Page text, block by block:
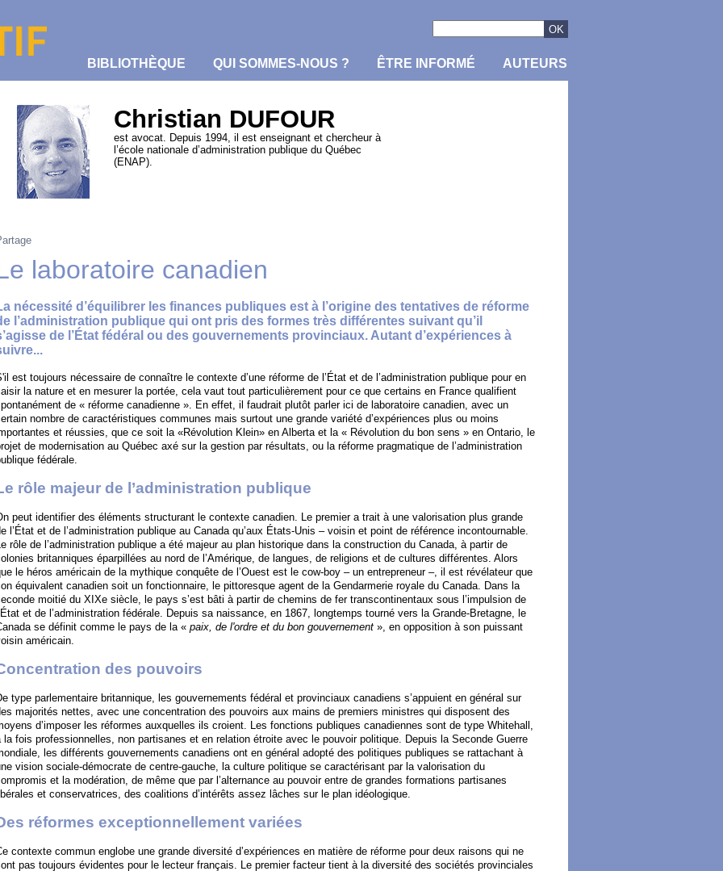
BIBLIOTHÈQUE QUI SOMMES-NOUS ? ÊTRE INFORMÉ AUTEURS
Christian DUFOUR
est avocat. Depuis 1994, il est enseignant et chercheur à
l’école nationale d’administration publique du Québec
(ENAP).
laboratoire canadien
nécessité d’équilibrer les finances publiques est à l’origine des tentatives de réforme
l’administration publique qui ont pris des formes très différentes suivant qu’il
de l’État fédéral ou des gouvernements provinciaux. Autant d’expériences à
est toujours nécessaire de connaître le contexte d’une réforme de l’État et de l’administration publique pour en
la nature et en mesurer la portée, cela vaut tout particulièrement pour ce que certains en France qualifient
de « réforme canadienne ». En effet, il faudrait plutôt parler ici de laboratoire canadien, avec un
nombre de caractéristiques communes mais surtout une grande variété d’expériences plus ou moins
et réussies, que ce soit la «Révolution Klein» en Alberta et la « Révolution du bon sens » en Ontario, le
de modernisation au Québec axé sur la gestion par résultats, ou la réforme pragmatique de l’administration
fédérale.
rôle majeur de l’administration publique
peut identifier des éléments structurant le contexte canadien. Le premier a trait à une valorisation plus grande
l’État et de l’administration publique au Canada qu’aux États-Unis – voisin et point de référence incontournable.
rôle de l’administration publique a été majeur au plan historique dans la construction du Canada, à partir de
britanniques éparpillées au nord de l’Amérique, de langues, de religions et de cultures différentes. Alors
le héros américain de la mythique conquête de l’Ouest est le cow-boy – un entrepreneur –, il est révélateur que
équivalent canadien soit un fonctionnaire, le pittoresque agent de la Gendarmerie royale du Canada. Dans la
moitié du XIXe siècle, le pays s’est bâti à partir de chemins de fer transcontinentaux sous l’impulsion de
et de l’administration fédérale. Depuis sa naissance, en 1867, longtemps tourné vers la Grande-Bretagne, le
se définit comme le pays de la « paix, de l'ordre et du bon gouvernement », en opposition à son puissant
américain.
des pouvoirs
type parlementaire britannique, les gouvernements fédéral et provinciaux canadiens s’appuient en général sur
majorités nettes, avec une concentration des pouvoirs aux mains de premiers ministres qui disposent des
d’imposer les réformes auxquelles ils croient. Les fonctions publiques canadiennes sont de type Whitehall,
la fois professionnelles, non partisanes et en relation étroite avec le pouvoir politique. Depuis la Seconde Guerre
les différents gouvernements canadiens ont en général adopté des politiques publiques se rattachant à
vision sociale-démocrate de centre-gauche, la culture politique se caractérisant par la valorisation du
et la modération, de même que par l’alternance au pouvoir entre de grandes formations partisanes
et conservatrices, des coalitions d’intérêts assez lâches sur le plan idéologique.
réformes exceptionnellement variées
contexte commun englobe une grande diversité d’expériences en matière de réforme pour deux raisons qui ne
pas toujours évidentes pour le lecteur français. Le premier facteur tient à la diversité des sociétés provinciales